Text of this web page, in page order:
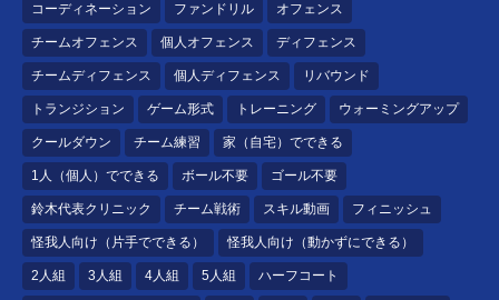
コーディネーション ファンドリル オフェンス
チームオフェンス 個人オフェンス ディフェンス
チームディフェンス 個人ディフェンス リバウンド
トランジション ゲーム形式 トレーニング ウォーミングアップ
クールダウン チーム練習 家（自宅）でできる
1人（個人）でできる ボール不要 ゴール不要
鈴木代表クリニック チーム戦術 スキル動画 フィニッシュ
怪我人向け（片手でできる） 怪我人向け（動かずにできる）
2人組 3人組 4人組 5人組 ハーフコート